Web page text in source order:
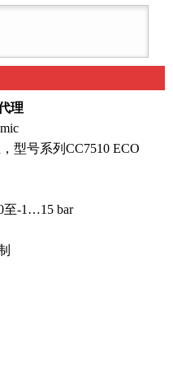
理
型号系列CC7510 ECO
-1…15 bar